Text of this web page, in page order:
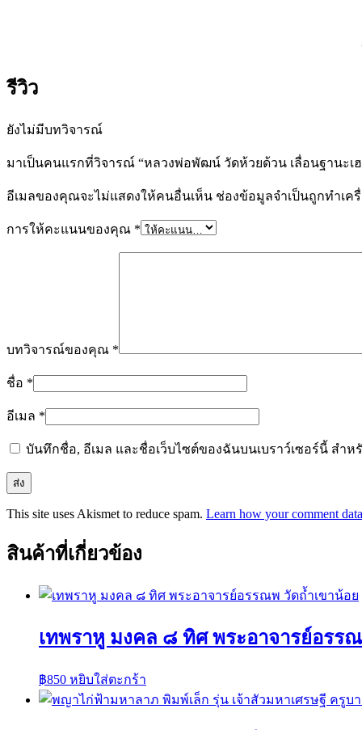
รีวิว
ยังไม่มีบทวิจารณ์
มาเป็นคนแรกที่วิจารณ์ “หลวงพ่อพัฒน์ วัดห้วยด้วน เลื่อนฐานะเฮ
อีเมลของคุณจะไม่แสดงให้คนอื่นเห็น ช่องข้อมูลจำเป็นถูกทำเค
การให้คะแนนของคุณ *
บทวิจารณ์ของคุณ *
ชื่อ *
อีเมล *
บันทึกชื่อ, อีเมล และชื่อเว็บไซต์ของฉันบนเบราว์เซอร์นี้ สำห
This site uses Akismet to reduce spam. Learn how your comment
สินค้าที่เกี่ยวข้อง
เทพราหู มงคล ๘ ทิศ พระอาจารย์อรร
฿850 หยิบใส่ตะกร้า